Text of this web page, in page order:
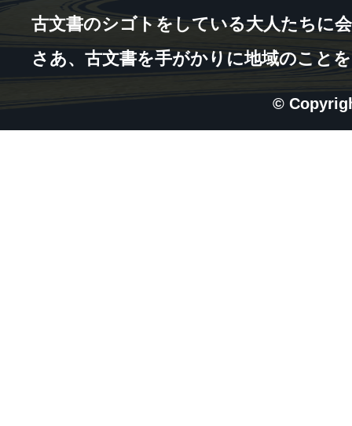
古文書のシゴトをしている大人たちに
さあ、古文書を手がかりに地域のこと
©